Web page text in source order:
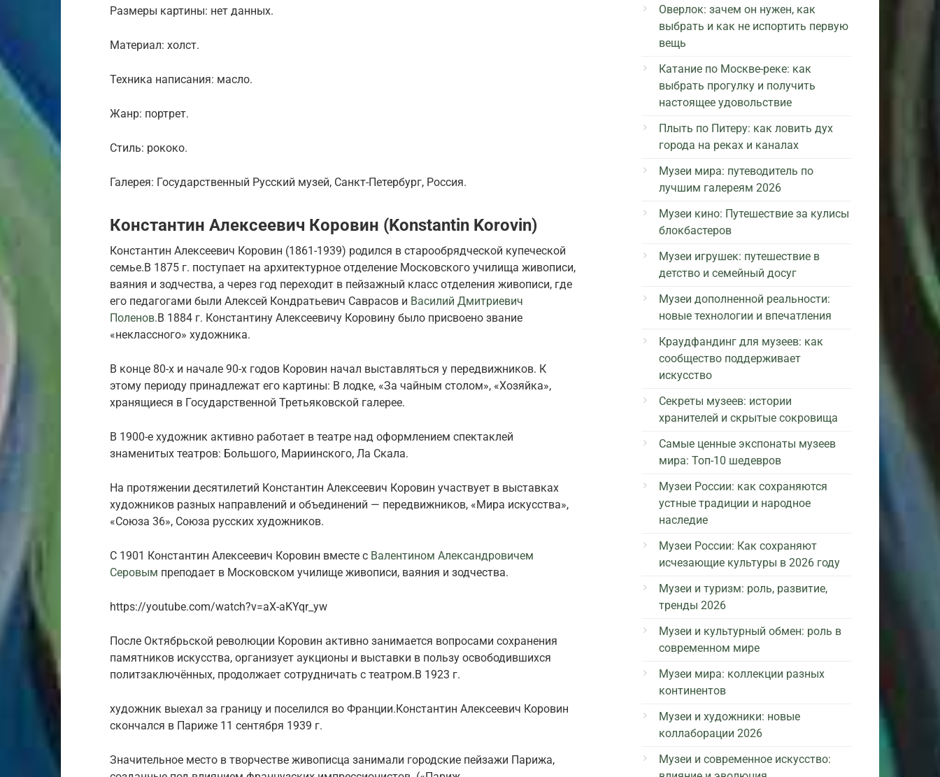
Размеры картины: нет данных.
Материал: холст.
Техника написания: масло.
Жанр: портрет.
Стиль: рококо.
Галерея: Государственный Русский музей, Санкт-Петербург, Россия.
Константин Алексеевич Коровин (Konstantin Korovin)
Константин Алексеевич Коровин (1861-1939) родился в старообрядческой купеческой
семье.В 1875 г. поступает на архитектурное отделение Московского училища живописи,
ваяния и зодчества, а через год переходит в пейзажный класс отделения живописи, где
его педагогами были Алексей Кондратьевич Саврасов и Василий Дмитриевич
Поленов.В 1884 г. Константину Алексеевичу Коровину было присвоено звание
«неклассного» художника.
В конце 80-х и начале 90-х годов Коровин начал выставляться у передвижников. К
этому периоду принадлежат его картины: В лодке, «За чайным столом», «Хозяйка»,
хранящиеся в Государственной Третьяковской галерее.
В 1900-е художник активно работает в театре над оформлением спектаклей
знаменитых театров: Большого, Мариинского, Ла Скала.
На протяжении десятилетий Константин Алексеевич Коровин участвует в выставках
художников разных направлений и объединений — передвижников, «Мира искусства»,
«Союза 36», Союза русских художников.
С 1901 Константин Алексеевич Коровин вместе с Валентином Александровичем
Серовым преподает в Московском училище живописи, ваяния и зодчества.
https://youtube.com/watch?v=aX-aKYqr_yw
После Октябрьской революции Коровин активно занимается вопросами сохранения
памятников искусства, организует аукционы и выставки в пользу освободившихся
политзаключённых, продолжает сотрудничать с театром.В 1923 г.
художник выехал за границу и поселился во Франции.Константин Алексеевич Коровин
скончался в Париже 11 сентября 1939 г.
Значительное место в творчестве живописца занимали городские пейзажи Парижа,
Оверлок: зачем он нужен, как
выбрать и как не испортить первую
вещь
Катание по Москве-реке: как
выбрать прогулку и получить
настоящее удовольствие
Плыть по Питеру: как ловить дух
города на реках и каналах
Музеи мира: путеводитель по
лучшим галереям 2026
Музеи кино: Путешествие за кулисы
блокбастеров
Музеи игрушек: путешествие в
детство и семейный досуг
Музеи дополненной реальности:
новые технологии и впечатления
Краудфандинг для музеев: как
сообщество поддерживает
искусство
Секреты музеев: истории
хранителей и скрытые сокровища
Самые ценные экспонаты музеев
мира: Топ-10 шедевров
Музеи России: как сохраняются
устные традиции и народное
наследие
Музеи России: Как сохраняют
исчезающие культуры в 2026 году
Музеи и туризм: роль, развитие,
тренды 2026
Музеи и культурный обмен: роль в
современном мире
Музеи мира: коллекции разных
континентов
Музеи и художники: новые
коллаборации 2026
Музеи и современное искусство: